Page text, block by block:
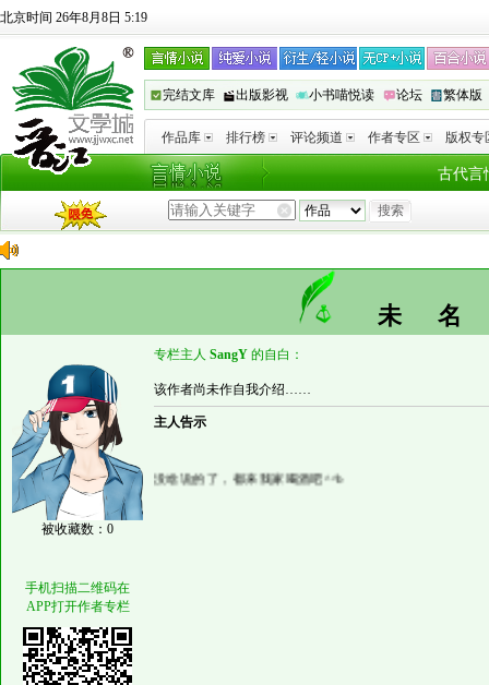
北京时间 26年8月8日 5:19
完结文库 出版影视 小书喵悦读 论坛 繁体版
作品库 排行榜 评论频道 作者专区 版权专
古代言
未
被收藏数：0
专栏主人 SangY 的自白：
该作者尚未作自我介绍……
主人告示
没啥说的了，都来我家喝酒吧^^b
手机扫描二维码在
APP打开作者专栏